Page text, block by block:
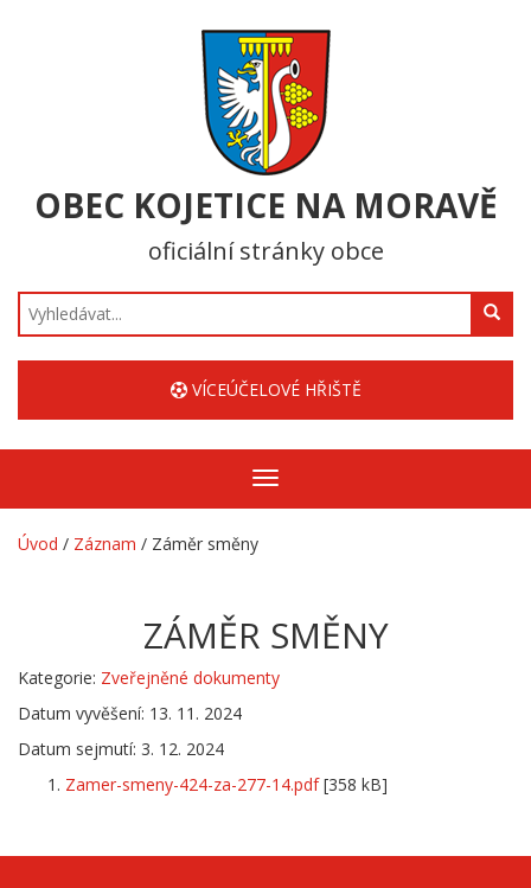
OBEC KOJETICE NA MORAVĚ
oficiální stránky obce
Hledat
VÍCEÚČELOVÉ HŘIŠTĚ
Zobrazit/skrýt
navigaci
Úvod / Záznam / Záměr směny
ZÁMĚR SMĚNY
Kategorie: Zveřejněné dokumenty
Datum vyvěšení: 13. 11. 2024
Datum sejmutí: 3. 12. 2024
Zamer-smeny-424-za-277-14.pdf[358 kB]